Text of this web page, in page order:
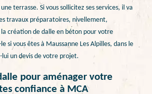
terrasse. Si vous sollicitez ses services, il va
travaux préparatoires, nivellement,
création de dalle en béton pour votre
si vous êtes à Maussanne Les Alpilles, dans le
un devis de votre projet.
pour aménager votre
confiance à MCA